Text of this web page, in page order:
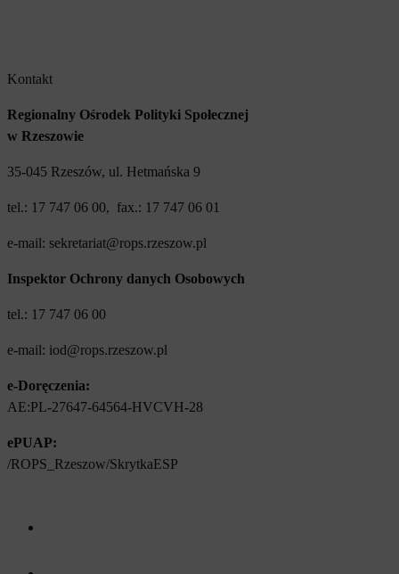
Kontakt
Regionalny Ośrodek Polityki Społecznej
w Rzeszowie
35-045 Rzeszów, ul. Hetmańska 9
tel.: 17 747 06 00, fax.: 17 747 06 01
e-mail: sekretariat@rops.rzeszow.pl
Inspektor Ochrony danych Osobowych
tel.: 17 747 06 00
e-mail: iod@rops.rzeszow.pl
e-Doręczenia:
AE:PL-27647-64564-HVCVH-28
ePUAP:
/ROPS_Rzeszow/SkrytkaESP